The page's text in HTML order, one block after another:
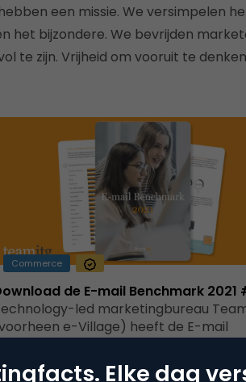
hebben een missie. We versimpelen
het bijzondere. We bevrijden
te zijn. Vrijheid om vooruit te
Commerce
de E-mail Benchmark 2021
led marketingbureau
e-Village) heeft de E-mail
vind je naast de
Elke dag